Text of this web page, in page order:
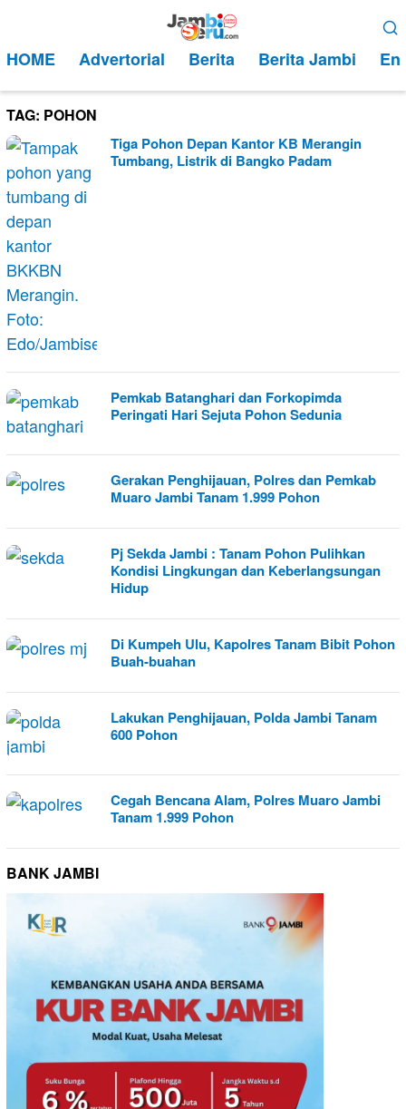
kontenMobile
HOME Advertorial Berita Berita Jambi
TAG: POHON
Tiga Pohon Depan Kantor KB Merangin
Tumbang, Listrik di Bangko Padam
Pemkab Batanghari dan Forkopimda
Peringati Hari Sejuta Pohon Sedunia
Gerakan Penghijauan, Polres dan Pemkab
Muaro Jambi Tanam 1.999 Pohon
Pj Sekda Jambi : Tanam Pohon Pulihkan
Kondisi Lingkungan dan Keberlangsungan
Hidup
Di Kumpeh Ulu, Kapolres Tanam Bibit Pohon
Buah-buahan
Lakukan Penghijauan, Polda Jambi Tanam
600 Pohon
Cegah Bencana Alam, Polres Muaro Jambi
Tanam 1.999 Pohon
BANK JAMBI